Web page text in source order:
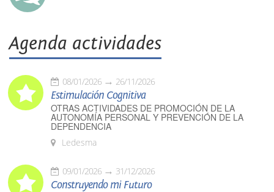
Agenda actividades
08/01/2026 26/11/2026
Estimulación Cognitiva
OTRAS ACTIVIDADES DE PROMOCIÓN DE LA
AUTONOMÍA PERSONAL Y PREVENCIÓN DE LA
DEPENDENCIA
Ledesma
09/01/2026 31/12/2026
Construyendo mi Futuro